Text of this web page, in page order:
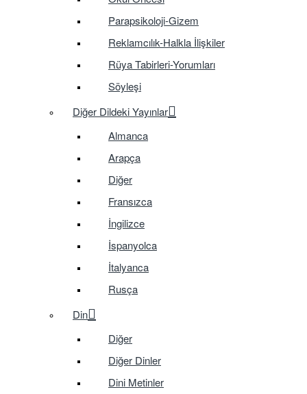
Parapsikoloji-Gizem
Reklamcılık-Halkla İlişkiler
Rüya Tabirleri-Yorumları
Söyleşi
Diğer Dildeki Yayınlar
Almanca
Arapça
Diğer
Fransızca
İngilizce
İspanyolca
İtalyanca
Rusça
Din
Diğer
Diğer Dinler
Dini Metinler